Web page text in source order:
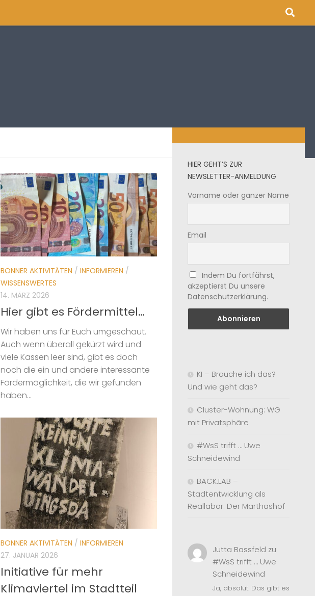
BONNER AKTIVITÄTEN / INFORMIEREN /
WISSENSWERTES
14. MÄRZ 2026
Hier gibt es Fördermittel…
Wir haben uns für Euch umgeschaut.
Auch wenn überall gekürzt wird und
viele Kassen leer sind, gibt es doch
noch die ein und andere interessante
Fördermöglichkeit, die wir gefunden
haben...
BONNER AKTIVITÄTEN / INFORMIEREN
27. JANUAR 2026
Initiative für mehr
Klimaviertel im Stadtteil
HIER GEHT’S ZUR
NEWSLETTER-ANMELDUNG
Vorname oder ganzer Name
Email
Indem Du fortfährst,
akzeptierst Du unsere
Datenschutzerklärung.
KI – Brauche ich das?
Und wie geht das?
Cluster-Wohnung: WG
mit Privatsphäre
#WsS trifft … Uwe
Schneidewind
BACK:LAB –
Stadtentwicklung als
Reallabor: Der Marthashof
Jutta Bassfeld zu
#WsS trifft … Uwe
Schneidewind
Ja, absolut. Das gibt es